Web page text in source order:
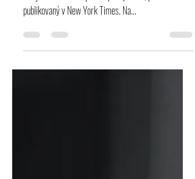
Nechala jsem se inspirovat na webu maskrtnica.cz,
publikovaný v New York Times. Na...